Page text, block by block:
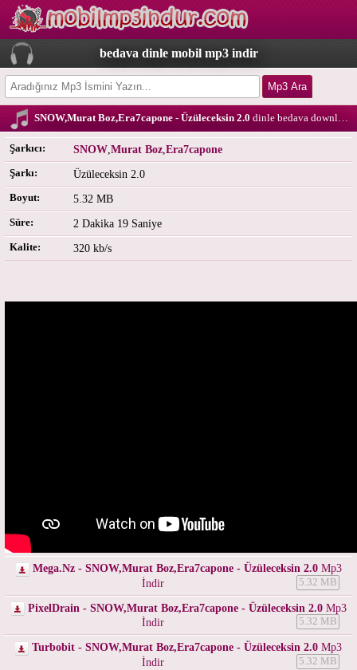
bedava dinle mobil mp3 indir
SNOW,Murat Boz,Era7capone - Üzüleceksin 2.0 dinle bedava download
Şarkıcı: SNOW Murat Boz Era7capone
Şarkı: Üzüleceksin 2.0
Boyut: 5.32 MB
Süre: 2 Dakika 19 Saniye
Kalite: 320 kb/s
Mega.Nz - SNOW,Murat Boz,Era7capone - Üzüleceksin 2.0Mp3
İndir
5.32 MB
PixelDrain - SNOW,Murat Boz,Era7capone - Üzüleceksin 2.0Mp3
İndir
5.32 MB
Turbobit - SNOW,Murat Boz,Era7capone - Üzüleceksin 2.0 Mp3
İndir
5.32 MB